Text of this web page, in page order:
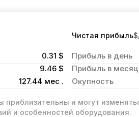
0.31 $
9.46 $
127.44 мес .
Чистая прибыль
Прибыль в день
Прибыль в месяц
Окупность
приблизительны и могут
и особенностей оборудования.